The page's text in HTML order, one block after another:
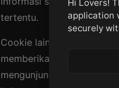
tertentu.
Cookie lain dapat diatur
memberikan informasi
mengunjungi situs, atau
Hi Lovers!
application
securely